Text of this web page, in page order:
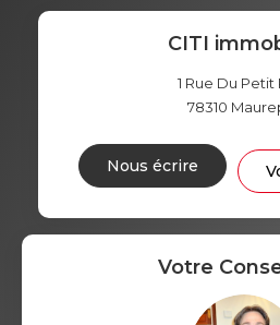
CITI
1 Rue Du Petit
78310
Nous écrire
Votre